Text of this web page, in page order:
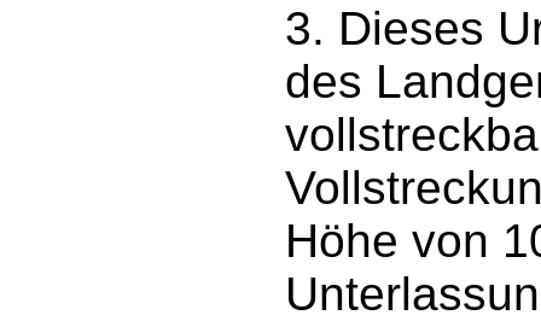
3. Dieses
des
Höhe von